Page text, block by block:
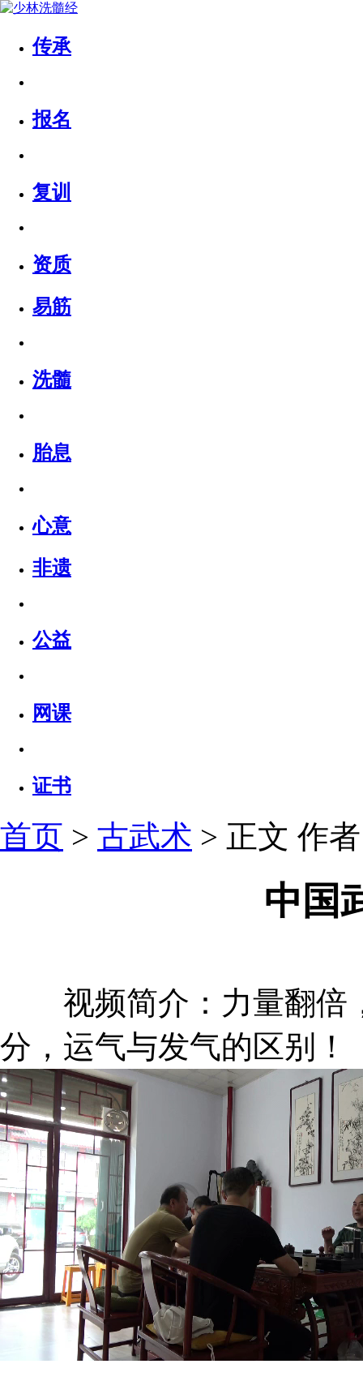
传承
报名
复训
资质
易筋
洗髓
胎息
心意
非遗
公益
网课
证书
首页 > 古武术 > 正文 作
中国
视频简介：力量翻倍
分，运气与发气的区别！